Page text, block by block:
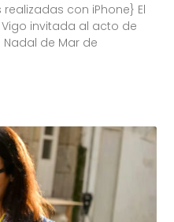
con iPhone} El
invitada al acto de
de Mar de